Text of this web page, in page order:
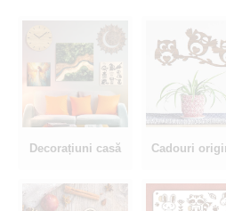
Decorațiuni casă Cadouri